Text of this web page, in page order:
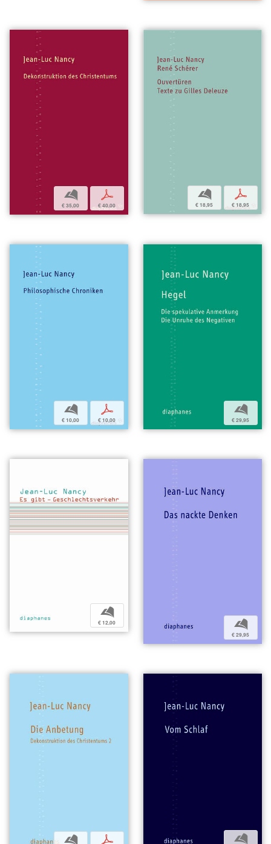
b
€ 35,00
p
€ 40,00
b
€ 18,95
p
€ 18,95
b
€ 10,00
p
€ 10,00
b
€ 29,95
b
€ 12,00 b
€ 29,95
b p b